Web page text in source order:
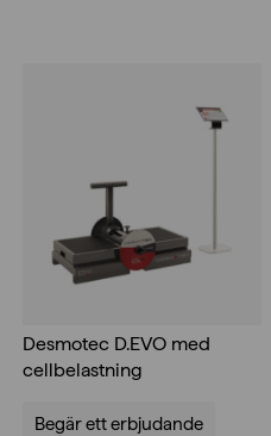
Desmotec D.EVO med
cellbelastning
Begär ett erbjudande